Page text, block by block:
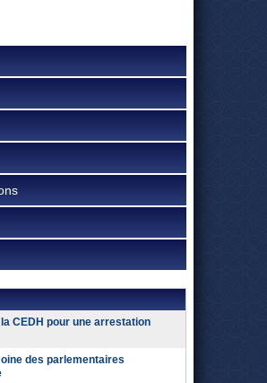
CEDH pour une arrestation
des parlementaires